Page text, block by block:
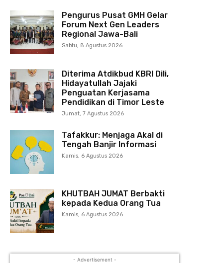
Pengurus Pusat GMH Gelar
Forum Next Gen Leaders
Regional Jawa-Bali
Sabtu, 8 Agustus 2026
Diterima Atdikbud KBRI Dili,
Hidayatullah Jajaki
Penguatan Kerjasama
Pendidikan di Timor Leste
Jumat, 7 Agustus 2026
Tafakkur: Menjaga Akal di
Tengah Banjir Informasi
Kamis, 6 Agustus 2026
KHUTBAH JUMAT Berbakti
kepada Kedua Orang Tua
Kamis, 6 Agustus 2026
- Advertisement -